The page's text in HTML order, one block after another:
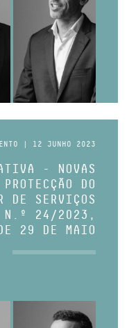
| 12 JUNHO 2023
- NOVAS
DO
DE SERVIÇOS
N.º 24/2023,
29 DE MAIO